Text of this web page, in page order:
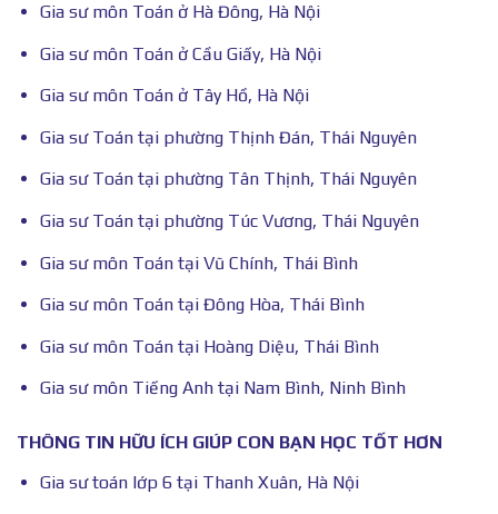
Gia sư môn Toán ở Hà Đông, Hà Nội
Gia sư môn Toán ở Cầu Giấy, Hà Nội
Gia sư môn Toán ở Tây Hồ, Hà Nội
Gia sư Toán tại phường Thịnh Đán, Thái Nguyên
Gia sư Toán tại phường Tân Thịnh, Thái Nguyên
Gia sư Toán tại phường Túc Vương, Thái Nguyên
Gia sư môn Toán tại Vũ Chính, Thái Bình
Gia sư môn Toán tại Đông Hòa, Thái Bình
Gia sư môn Toán tại Hoàng Diệu, Thái Bình
Gia sư môn Tiếng Anh tại Nam Bình, Ninh Bình
THÔNG TIN HỮU ÍCH GIÚP CON BẠN HỌC TỐT HƠN
Gia sư toán lớp 6 tại Thanh Xuân, Hà Nội